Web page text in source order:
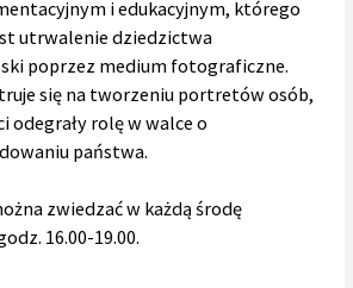
i edukacyjnym, którego
utrwalenie dziedzictwa
poprzez medium fotograficzne.
się na tworzeniu portretów osób,
odegrały rolę w walce o
państwa.
zwiedzać w każdą środę
16.00-19.00.